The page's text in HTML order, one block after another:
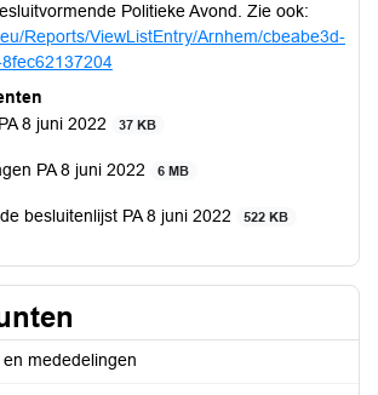
Politieke Avond. Zie ook:
Reports/ViewListEntry/Arnhem/cbeabe3d-
8 juni 2022
37 KB
PA 8 juni 2022 6 MB
besluitenlijst PA 8 juni 2022 522 KB
mededelingen